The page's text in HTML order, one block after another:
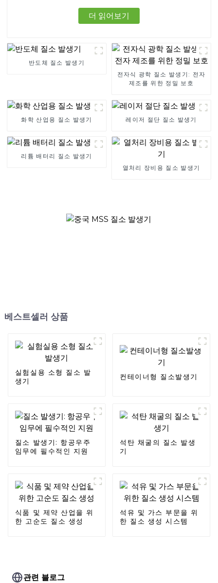
더 읽어보기
반도체 질소 발생기
전자식 광학 질소 발생기: 전자
제조를 위한 정밀 보호
화학 산업용 질소 발생기 레이저 절단 질소 발생기
리튬 배터리 질소 발생기
열처리 장비용 질소 발생기
베스트셀러 상품
실험실용 소형 질소 발
생기
컨테이너형 질소발생기
질소 발생기: 항공우주
임무에 필수적인 지원
석탄 채굴의 질소 발생
기
식품 및 제약 산업을 위
한 고순도 질소 생성
석유 및 가스 부문을 위
한 질소 생성 시스템
관련 블로그